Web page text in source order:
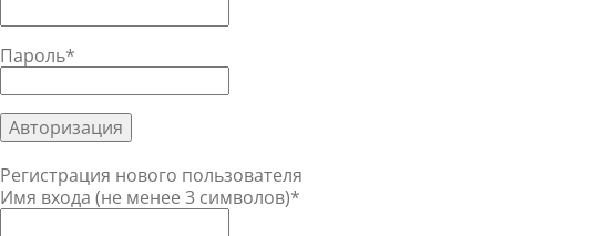
Пароль*
Регистрация нового пользователя
Имя входа (не менее 3 символов)*